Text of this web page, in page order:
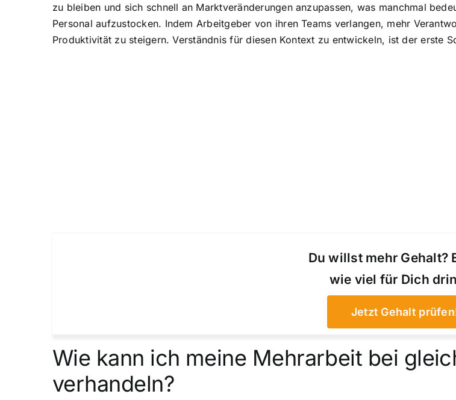
zu bleiben und sich schnell an Marktveränderungen anzupassen, was manchmal
Personal aufzustocken. Indem Arbeitgeber von ihren Teams verlangen, mehr
Produktivität zu steigern. Verständnis für diesen Kontext zu entwickeln, ist der erste
Du willst mehr Gehalt?
wie viel für Dich
Jetzt Gehalt
Wie kann ich meine Mehrarbeit bei
verhandeln?